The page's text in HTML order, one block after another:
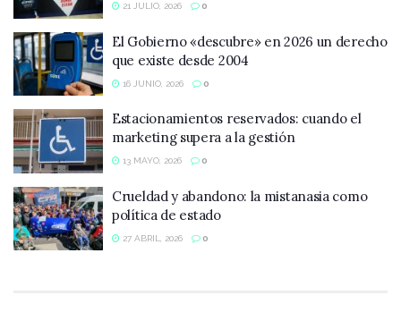
21 JULIO, 2026 0
El Gobierno «descubre» en 2026 un derecho
que existe desde 2004
16 JUNIO, 2026 0
Estacionamientos reservados: cuando el
marketing supera a la gestión
13 MAYO, 2026 0
Crueldad y abandono: la mistanasia como
política de estado
27 ABRIL, 2026 0